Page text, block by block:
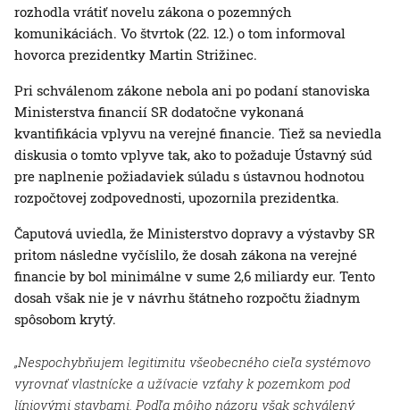
rozhodla vrátiť novelu zákona o pozemných
komunikáciách. Vo štvrtok (22. 12.) o tom informoval
hovorca prezidentky Martin Strižinec.
Pri schválenom zákone nebola ani po podaní stanoviska
Ministerstva financií SR dodatočne vykonaná
kvantifikácia vplyvu na verejné financie. Tiež sa neviedla
diskusia o tomto vplyve tak, ako to požaduje Ústavný súd
pre naplnenie požiadaviek súladu s ústavnou hodnotou
rozpočtovej zodpovednosti, upozornila prezidentka.
Čaputová uviedla, že Ministerstvo dopravy a výstavby SR
pritom následne vyčíslilo, že dosah zákona na verejné
financie by bol minimálne v sume 2,6 miliardy eur. Tento
dosah však nie je v návrhu štátneho rozpočtu žiadnym
spôsobom krytý.
„Nespochybňujem legitimitu všeobecného cieľa systémovo
vyrovnať vlastnícke a užívacie vzťahy k pozemkom pod
líniovými stavbami. Podľa môjho názoru však schválený